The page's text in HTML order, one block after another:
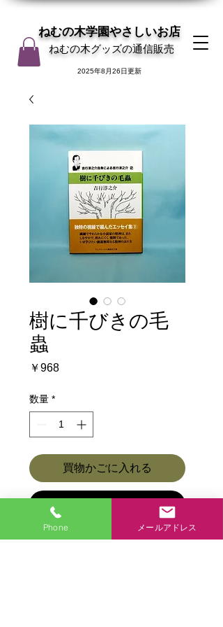
ねむの木学園やさしいお店
ねむの木グッズの通信販売
2025年8月26日更新
樹に千びきの毛
蟲
￥968価
数量 *
買物かごに入れる
Phone メールアドレス